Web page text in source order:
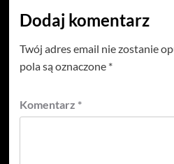
Dodaj komentarz
Twój adres email nie zostanie
pola są oznaczone *
Komentarz *